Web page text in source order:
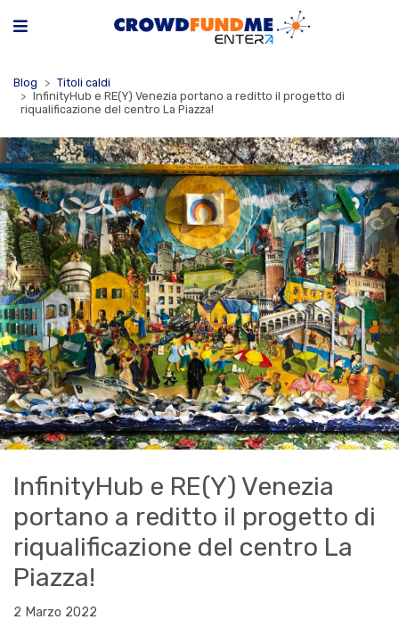
Blog
Titoli caldi
InfinityHub e RE(Y) Venezia portano a reditto il progetto di
riqualificazione del centro La Piazza!
InfinityHub e RE(Y) Venezia
portano a reditto il progetto di
riqualificazione del centro La
Piazza!
2 Marzo 2022